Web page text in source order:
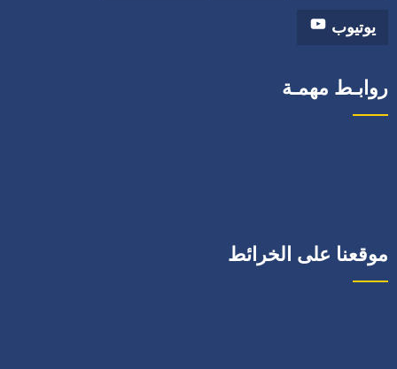
يوتيوب
روابـط مهمـة
موقعنا على الخرائط